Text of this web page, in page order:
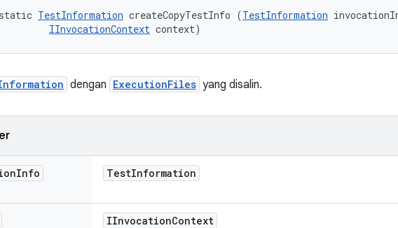
TestInformation createCopyTestInfo (TestInformation
IInvocationContext context)
dengan ExecutionFiles yang disalin.
Info TestInformation
IInvocationContext